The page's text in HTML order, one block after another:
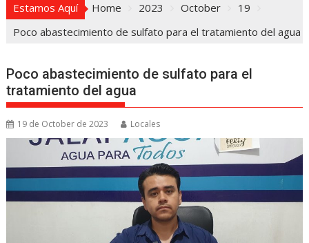
Estamos Aquí Home 2023 October
19
Poco abastecimiento de sulfato para el tratamiento del agua
Poco abastecimiento de sulfato para el
tratamiento del agua
19 de October de 2023 Locales